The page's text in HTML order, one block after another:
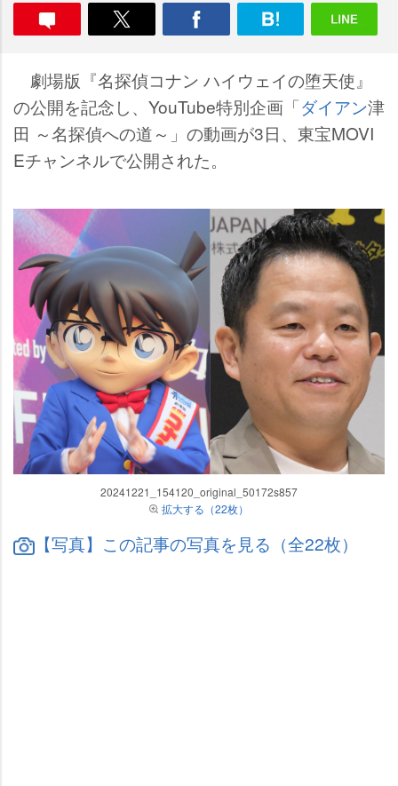
劇場版『名探偵コナン ハイウェイの堕天使』
の公開を記念し、YouTube特別企画「ダイアン津
田 ～名探偵への道～」の動画が3日、東宝MOVI
Eチャンネルで公開された。
20241221_154120_original_50172s857
拡大する（22枚）
【写真】この記事の写真を見る（全22枚）